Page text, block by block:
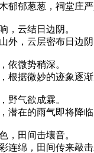
郁郁葱葱，祠堂庄严
，云结日边阴。
外，云层密布日边阴
依微势稍深。
根据微妙的迹象逐渐
野气欲成霖。
潜在的雨气即将降临
，田间击壤音。
连绵，田间传来敲击